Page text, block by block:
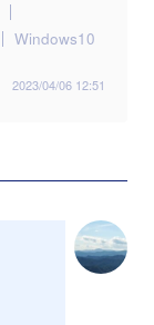
Windows10
2023/04/06 12:51